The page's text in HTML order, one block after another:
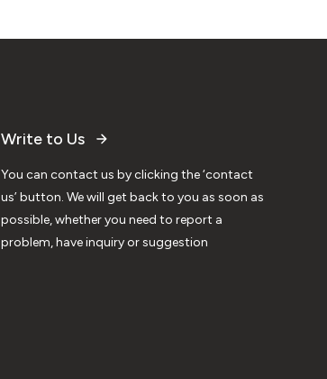
Write to Us
You can contact us by clicking the ‘contact
us’ button. We will get back to you as soon as
possible, whether you need to report a
problem, have inquiry or suggestion